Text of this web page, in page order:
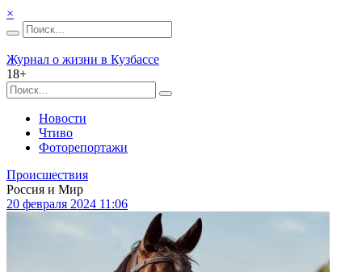
×
Журнал о жизни в Кузбассе
18+
Новости
Чтиво
Фоторепортажи
Происшествия
Россия и Мир
20 февраля 2024 11:06